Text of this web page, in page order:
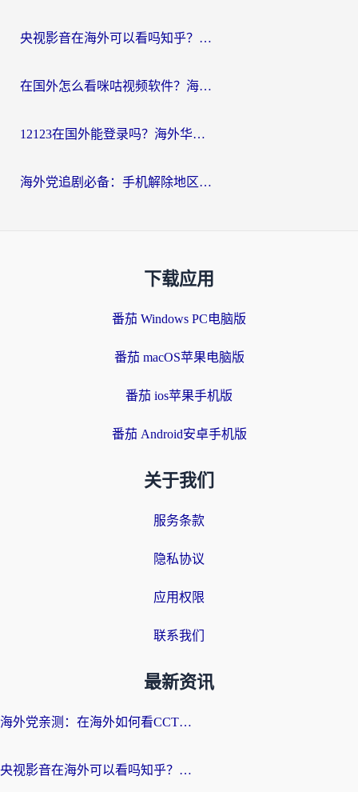
央视影音在海外可以看吗知乎？留学生亲测：3步解决地域限制+追剧自由
在国外怎么看咪咕视频软件？海外党亲测有效的回国加速方案
12123在国外能登录吗？海外华人必看的回国加速实用指南
海外党追剧必备：手机解除地区限制app怎么选？解决央视视频&国内剧地区限制全指南
下载应用
番茄 Windows PC电脑版
番茄 macOS苹果电脑版
番茄 ios苹果手机版
番茄 Android安卓手机版
关于我们
服务条款
隐私协议
应用权限
联系我们
最新资讯
海外党亲测：在海外如何看CCTV？告别“仅限大陆播放”的实用指南
央视影音在海外可以看吗知乎？留学生亲测：3步解决地域限制+追剧自由